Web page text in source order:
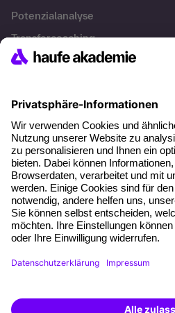
Potenzialanalyse
Transfercoaching
Coaching
Kontakt & Support
Kontakt
FAQ
+49 761 595339-00
AGB
Cookie-Einstellungen
Weiterbildung finden -